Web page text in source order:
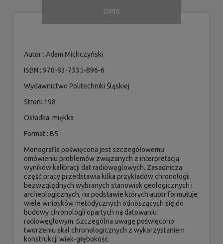
OPIS
Autor : Adam Michczyński
ISBN : 978-83-7335-896-6
Wydawnictwo Politechniki Śląskiej
Stron: 198
Okładka: miękka
Format : B5
Monografia poświęcona jest szczegółowemu
omówieniu problemów związanych z interpretacją
wyników kalibracji dat radiowęglowych. Zasadnicza
część pracy przedstawia kilka przykładów chronologii
bezwzględnych wybranych stanowisk geologicznych i
archeologicznych, na podstawie których autor formułuje
wiele wniosków metodycznych odnoszących się do
budowy chronologii opartych na datowaniu
radiowęglowym. Szczególna uwagę poświęcono
tworzeniu skal chronologicznych z wykorzystaniem
konstrukcji wiek-głębokość.